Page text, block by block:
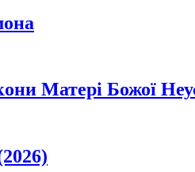
Матері Божої